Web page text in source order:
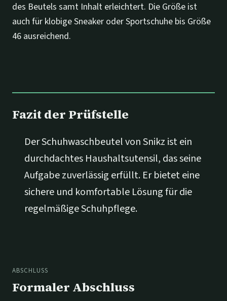
des Beutels samt Inhalt erleichtert. Die Größe ist
auch für klobige Sneaker oder Sportschuhe bis Größe
46 ausreichend.
Fazit der Prüfstelle
Der Schuhwaschbeutel von Snikz ist ein
durchdachtes Haushaltsutensil, das seine
Aufgabe zuverlässig erfüllt. Er bietet eine
sichere und komfortable Lösung für die
regelmäßige Schuhpflege.
ABSCHLUSS
Formaler Abschluss